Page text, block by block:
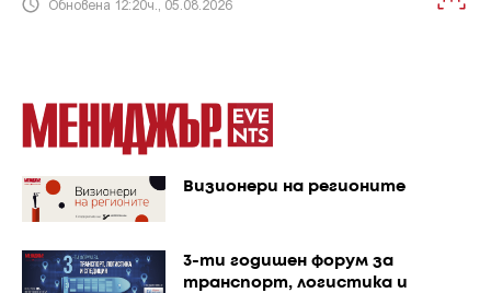
Обновена 12:20ч., 05.08.2026
Визионери на регионите
3-ти годишен форум за
транспорт, логистика и